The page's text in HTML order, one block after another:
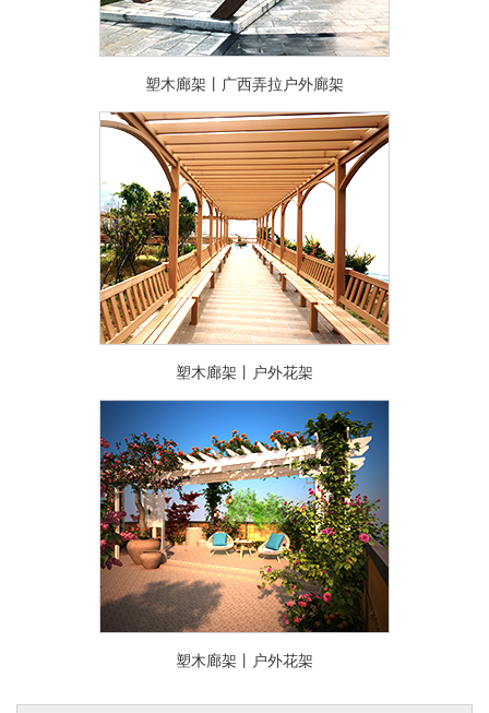
塑木廊架丨广西弄拉户外廊架
塑木廊架丨户外花架
塑木廊架丨户外花架